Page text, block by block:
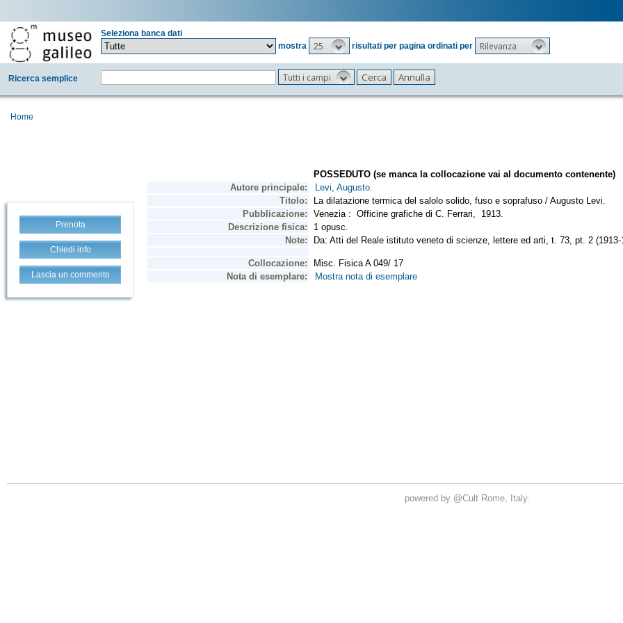
Seleziona banca dati
mostra
25 risultati per pagina ordinati per Rilevanza
Ricerca semplice Tutti i campi
Home
Prenota
Chiedi info
Lascia un commento
powered by @Cult Rome, Italy.